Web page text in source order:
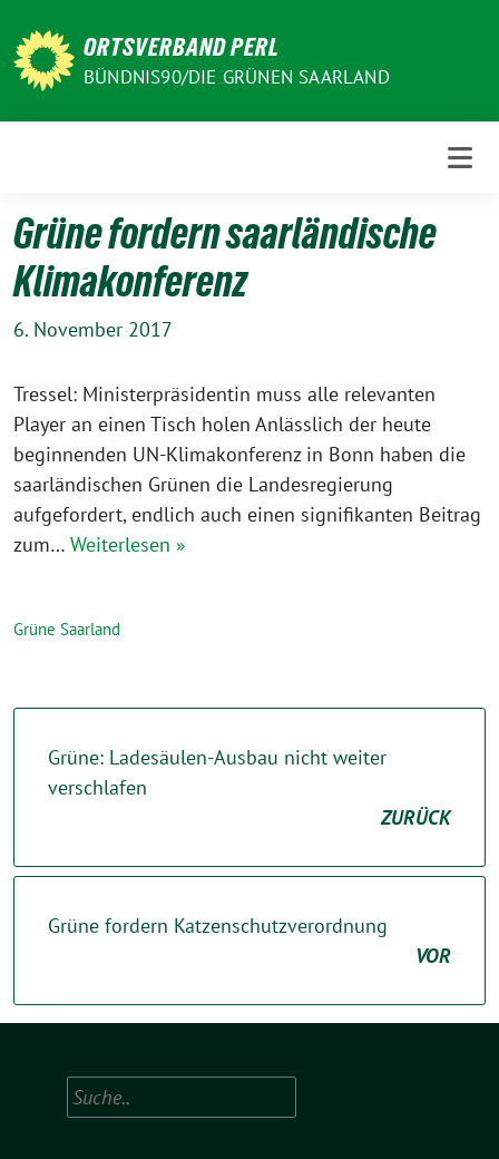
zum
Inhalt
ORTSVERBAND PERL
BÜNDNIS90/DIE GRÜNEN SAARLAND
Grüne fordern saarländische
Klimakonferenz
6. November 2017
Tressel: Ministerpräsidentin muss alle relevanten
Player an einen Tisch holen Anlässlich der heute
beginnenden UN-Klimakonferenz in Bonn haben die
saarländischen Grünen die Landesregierung
aufgefordert, endlich auch einen signifikanten Beitrag
zum… Weiterlesen »
Grüne Saarland
Grüne: Ladesäulen-Ausbau nicht weiter
verschlafen
ZURÜCK
Grüne fordern Katzenschutzverordnung
VOR
Suchen